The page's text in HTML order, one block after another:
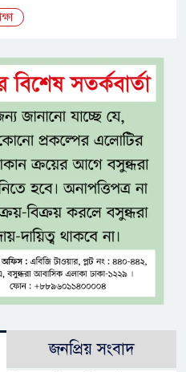
জনপ্রিয় সংবাদ